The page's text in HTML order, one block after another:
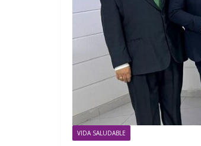
VIDA SALUDABLE